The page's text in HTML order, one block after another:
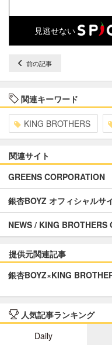
見逃せない
前の記事
関連キーワード
KING BROTHERS
関連サイト
GREENS CORPORATION
銀杏BOYZ オフィシャルサ
NEWS / KING
提供元関連記事
銀杏BOYZ×KING
人気記事ランキング
Daily